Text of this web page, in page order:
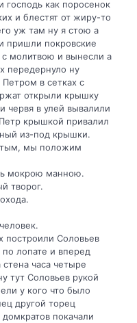
господь как поросенок
и блестят от жиру-то
уж там ну я стою а
пришли покровские
с молитвою и вынесли а
передернуло ну
в сетках с
открыли крышку
червя в улей вывалили
крышкой привалил
из-под крышки.
мы положим
мокрою манною.
творог.
построили Соловьев
по лопате и вперед
часа четыре
тут Соловьев рукой
у кого что было
другой торец
покачали